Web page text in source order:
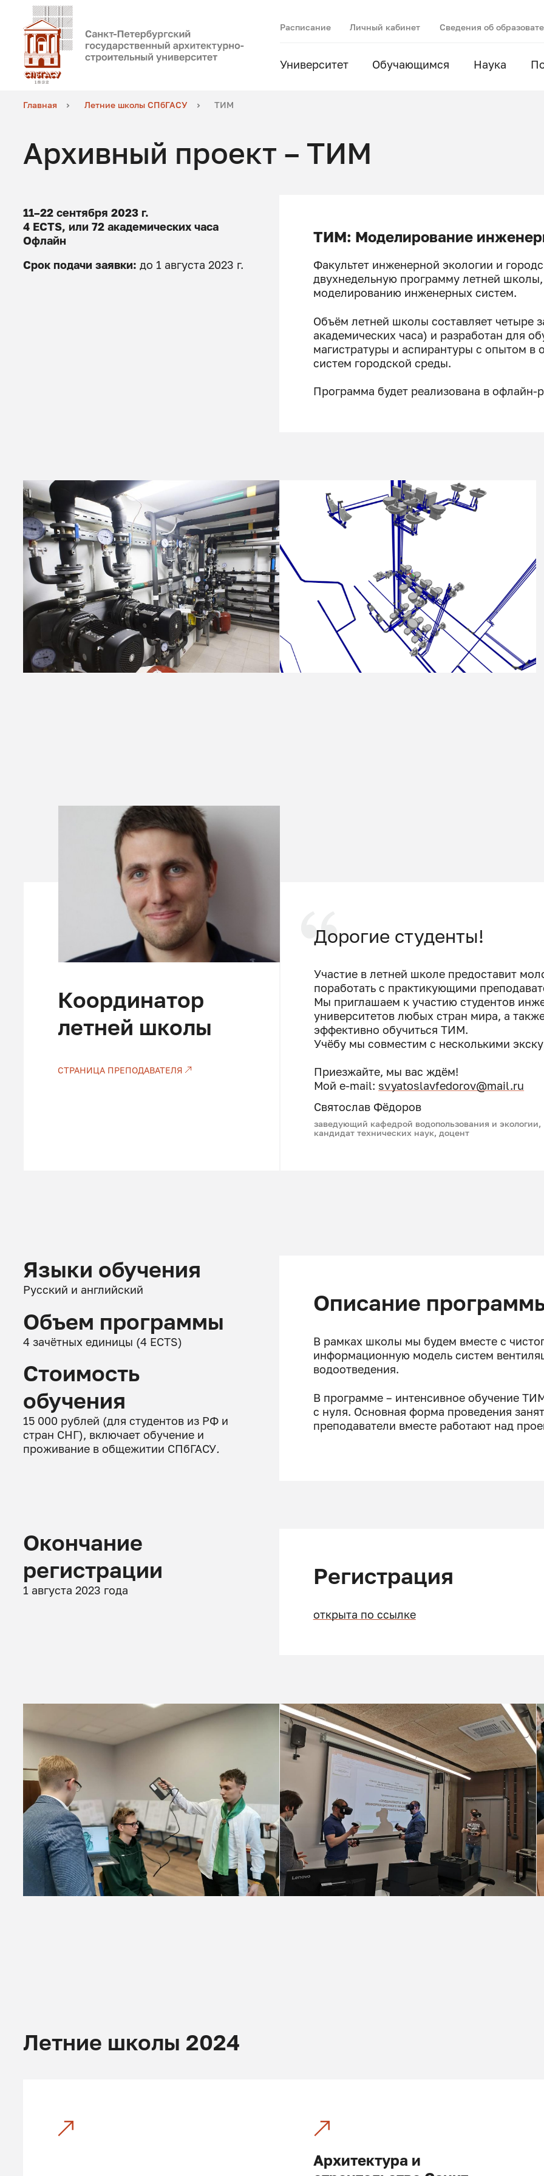
Расписание Личный кабинет Сведения об
Университет Обучающимся Наука
Главная Летние школы СПбГАСУ ТИМ
Архивный проект – ТИМ
11–22 сентября 2023 г.
4 ECTS, или 72 академических часа
Офлайн
Срок подачи заявки: до 1 августа 2023 г.
ТИМ: Моделирование
Факультет инженерной экологии и
двухнедельную программу летней
моделированию инженерных систем.
Объём летней школы составляет четыре
академических часа) и разработан для
магистратуры и аспирантуры с опытом в
систем городской среды.
Программа будет реализована в офлайн-
Координатор
летней школы
СТРАНИЦА ПРЕПОДАВАТЕЛЯ
Дорогие студенты!
Участие в летней школе предоставит
поработать с практикующими
Мы приглашаем к участию студентов
университетов любых стран мира, а
эффективно обучиться ТИМ.
Учёбу мы совместим с несколькими
Приезжайте, мы вас ждём!
Мой e-mail: svyatoslavfedorov@mail.ru
Святослав Фёдоров
заведующий кафедрой водопользования и экологии,
кандидат технических наук, доцент
Языки обучения
Русский и английский
Объем программы
4 зачётных единицы (4 ECTS)
Стоимость
обучения
15 000 рублей (для студентов из РФ и
стран СНГ), включает обучение и
проживание в общежитии СПбГАСУ.
Описание
В рамках школы мы будем вместе с
информационную модель систем
водоотведения.
В программе – интенсивное обучение
с нуля. Основная форма проведения
преподаватели вместе работают над
Окончание
регистрации
1 августа 2023 года
Регистрация
открыта по ссылке
Летние школы 2024
Архитектура и